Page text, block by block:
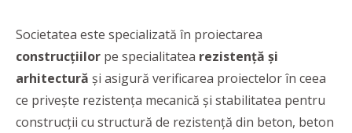
Societatea este specializată în proiectarea
construcțiilor pe specialitatea rezistență și
arhitectură și asigură verificarea proiectelor în ceea
ce privește rezistența mecanică și stabilitatea pentru
construcții cu structură de rezistență din beton, beton